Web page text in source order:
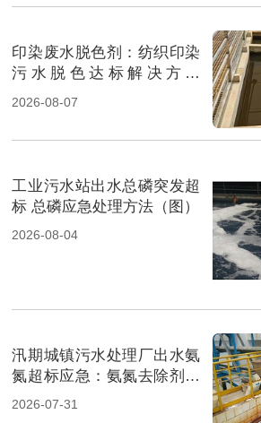
印染废水脱色剂：纺织印染
污水脱色达标解决方案
（图）
2026-08-07
工业污水站出水总磷突发超
标 总磷应急处理方法（图）
2026-08-04
汛期城镇污水处理厂出水氨
氮超标应急：氨氮去除剂投
加方法及实操指南（图）
2026-07-31